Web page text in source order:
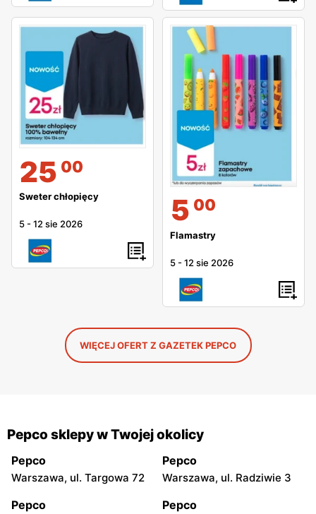
25 00
Sweter chłopięcy
5 -12 sie 2026 5 00
Flamastry
5 -12 sie 2026
WIĘCEJ OFERT Z GAZETEK PEPCO
Pepco sklepy w Twojej okolicy
Pepco
Warszawa, ul. Targowa 72
Pepco
Warszawa, ul. Radziwie 3
Pepco Pepco